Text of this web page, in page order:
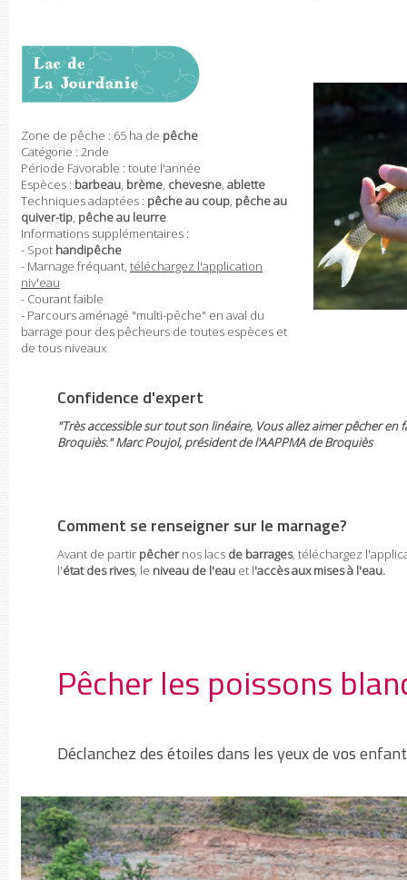
Zone de pêche : 65 ha de pêche
Catégorie : 2nde
Période Favorable : toute l'année
Espèces : barbeau, brème, chevesne, ablette
Techniques adaptées : pêche au coup, pêche au
quiver-tip, pêche au leurre
Informations supplémentaires :
- Spot handipêche
- Marnage fréquant, téléchargez l'application
niv'eau
- Courant faible
- Parcours aménagé "multi-pêche" en aval du
barrage pour des pêcheurs de toutes espèces et
de tous niveaux
Confidence d'expert
"Très accessible sur tout son linéaire, Vous allez aimer pêcher
Broquiès." Marc Poujol, président de l'AAPPMA de Broquiès
Comment se renseigner sur le marnage?
Avant de partir pêchernos lacs de barrages, téléchargez
l'état des rives, le niveau de l'eau et l'accès aux mises à l'eau.
Pêcher les poissons
Déclanchez des étoiles dans les yeux de vos